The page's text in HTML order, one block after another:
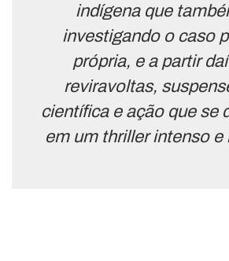
indígena que
investigando o caso
própria, e a partir
reviravoltas,
científica e ação que se
em um thriller intenso e